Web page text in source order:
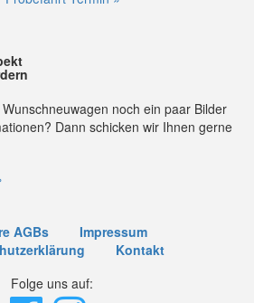
noch ein paar Bilder
Dann schicken wir Ihnen gerne
AGBs
Impressum
Kontakt
Folge uns auf: